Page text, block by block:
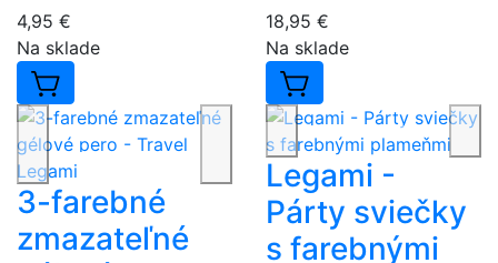
4,95 €
Na sklade
18,95 €
Na sklade
3-farebné
zmazateľné
Legami -
Párty sviečky
s farebnými